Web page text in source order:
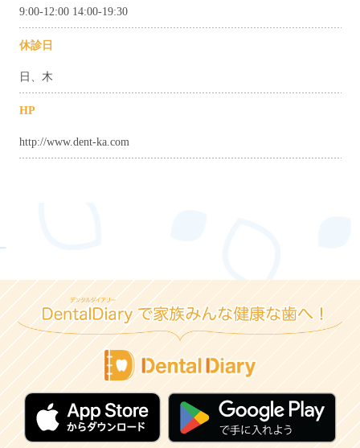
9:00-12:00 14:00-19:30
休診日
日、木
HP
http://www.dent-ka.com